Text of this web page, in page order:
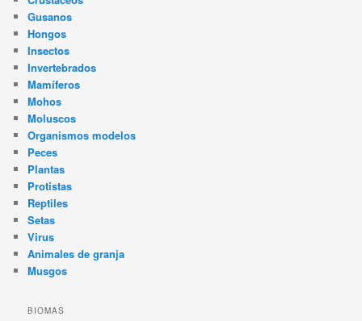
Gusanos
Hongos
Insectos
Invertebrados
Mamíferos
Mohos
Moluscos
Organismos modelos
Peces
Plantas
Protistas
Reptiles
Setas
Virus
Animales de granja
Musgos
BIOMAS